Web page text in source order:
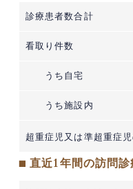
診療患者数合計
看取り件数
うち自宅
うち施設内
超重症児又は準超重症
■ 直近1年間の訪問